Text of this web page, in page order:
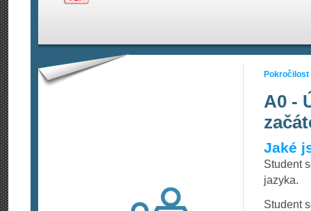
Pokročilost
A0 -
Jaké
Student
jazyka.
Student